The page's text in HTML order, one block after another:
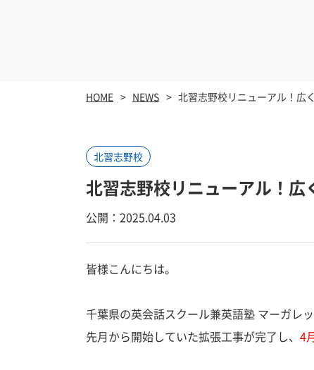
HOME NEWS 北習志野校リニューアル！広
北習志野校
北習志野校リニューアル！広
公開：2025.04.03
皆様こんにちは。
千葉県の英会話スクール兼英語塾 マーガレ
先月から開始していた拡張工事が完了し、 4